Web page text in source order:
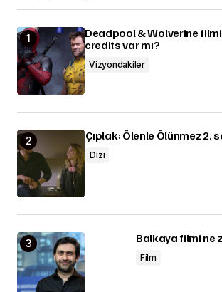
Deadpool & Wolverine
credits var mı?
Vizyondakiler
Çıplak: Ölenle Ölünmez 2.
Dizi
Balkaya filmi ne
Film